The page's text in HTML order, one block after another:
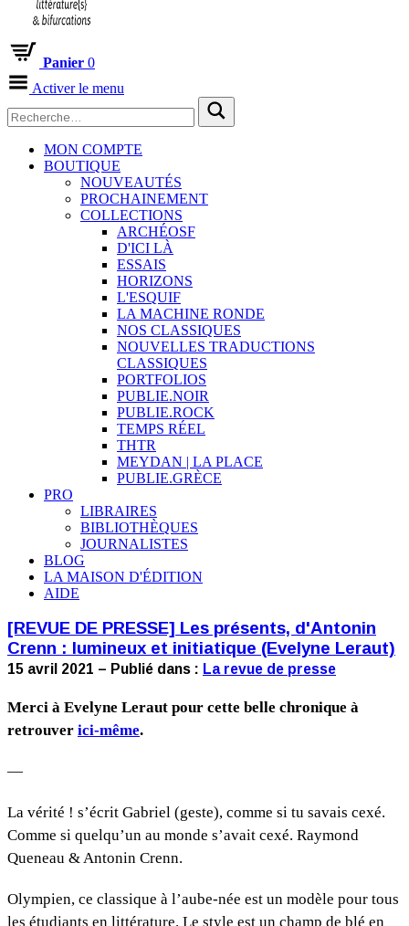
Panier 0
Activer le menu
MON COMPTE
BOUTIQUE
NOUVEAUTÉS
PROCHAINEMENT
COLLECTIONS
ARCHÉOSF
D'ICI LÀ
ESSAIS
HORIZONS
L'ESQUIF
LA MACHINE RONDE
NOS CLASSIQUES
NOUVELLES TRADUCTIONS
CLASSIQUES
PORTFOLIOS
PUBLIE.NOIR
PUBLIE.ROCK
TEMPS RÉEL
THTR
MEYDAN | LA PLACE
PUBLIE.GRÈCE
PRO
LIBRAIRES
BIBLIOTHÈQUES
JOURNALISTES
BLOG
LA MAISON D'ÉDITION
AIDE
[REVUE DE PRESSE] Les présents, d'Antonin
Crenn : lumineux et initiatique (Evelyne Leraut)
15 avril 2021 – Publié dans : La revue de presse
Merci à Evelyne Leraut pour cette belle chronique à
retrouver ici-même.
—
La vérité ! s’écrit Gabriel (geste), comme si tu savais cexé.
Comme si quelqu’un au monde s’avait cexé. Raymond
Queneau & Antonin Crenn.
Olympien, ce classique à l’aube-née est un modèle pour tous
les étudiants en littérature. Le style est un champ de blé en